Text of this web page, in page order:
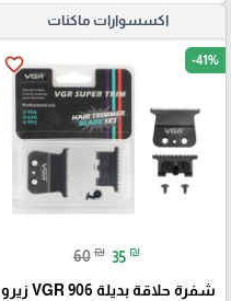
اكسسوارات ماكنات
favorite_border -41%
60 ₪ 35 ₪
شفرة حلاقة بديلة VGR 906 زيرو